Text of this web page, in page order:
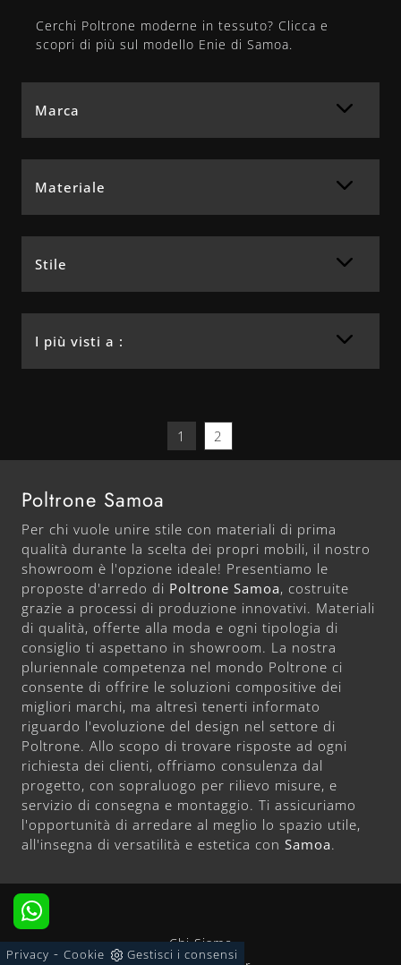
Marca
Materiale
Stile
I più visti a :
Cerchi Poltrone moderne in tessuto? Clicca e
scopri di più sul modello Enie di Samoa.
1 2
Poltrone Samoa
Per chi vuole unire stile con materiali di prima
qualità durante la scelta dei propri mobili, il nostro
showroom è l'opzione ideale! Presentiamo le
proposte d'arredo di Poltrone Samoa, costruite
grazie a processi di produzione innovativi. Materiali
di qualità, offerte alla moda e ogni tipologia di
consiglio ti aspettano in showroom. La nostra
pluriennale competenza nel mondo Poltrone ci
consente di offrire le soluzioni compositive dei
migliori marchi, ma altresì tenerti informato
riguardo l'evoluzione del design nel settore di
Poltrone. Allo scopo di trovare risposte ad ogni
richiesta dei clienti, offriamo consulenza dal
progetto, con sopraluogo per rilievo misure, e
servizio di consegna e montaggio. Ti assicuriamo
l'opportunità di arredare al meglio lo spazio utile,
all'insegna di versatilità e estetica con Samoa.
Chi Siamo
Privacy - Cookie Gestisci i consensi